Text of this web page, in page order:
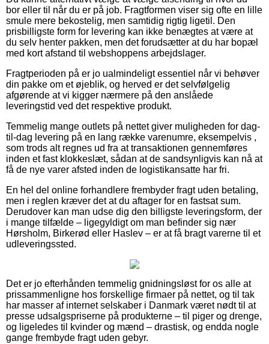
bor eller til når du er på job. Fragtformen viser sig ofte en lille
smule mere bekostelig, men samtidig rigtig ligetil. Den
prisbilligste form for levering kan ikke benægtes at være at
du selv henter pakken, men det forudsætter at du har bopæl
med kort afstand til webshoppens arbejdslager.
Fragtperioden på er jo ualmindeligt essentiel når vi behøver
din pakke om et øjeblik, og herved er det selvfølgelig
afgørende at vi kigger nærmere på den anslåede
leveringstid ved det respektive produkt.
Temmelig mange outlets på nettet giver muligheden for dag-
til-dag levering på en lang række varenumre, eksempelvis ,
som trods alt regnes ud fra at transaktionen gennemføres
inden et fast klokkeslæt, sådan at de sandsynligvis kan nå at
få de nye varer afsted inden de logistikansatte har fri.
En hel del online forhandlere frembyder fragt uden betaling,
men i reglen kræver det at du aftager for en fastsat sum.
Derudover kan man udse dig den billigste leveringsform, der
i mange tilfælde – ligegyldigt om man befinder sig nær
Hørsholm, Birkerød eller Haslev – er at få bragt varerne til et
udleveringssted.
Det er jo efterhånden temmelig gnidningsløst for os alle at
prissammenligne hos forskellige firmaer på nettet, og til tak
har masser af internet selskaber i Danmark været nødt til at
presse udsalgspriserne på produkterne – til piger og drenge,
og ligeledes til kvinder og mænd – drastisk, og endda nogle
gange frembyde fragt uden gebyr.